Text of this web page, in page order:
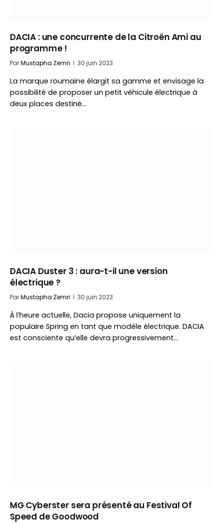
DACIA : une concurrente de la Citroën Ami au
programme !
ParMustapha Zemri 30 juin 2023
La marque roumaine élargit sa gamme et envisage la
possibilité de proposer un petit véhicule électrique à
deux places destiné…
DACIA Duster 3 : aura-t-il une version
électrique ?
ParMustapha Zemri 30 juin 2023
À l’heure actuelle, Dacia propose uniquement la
populaire Spring en tant que modèle électrique. DACIA
est consciente qu’elle devra progressivement…
MG Cyberster sera présenté au Festival Of
Speed de Goodwood